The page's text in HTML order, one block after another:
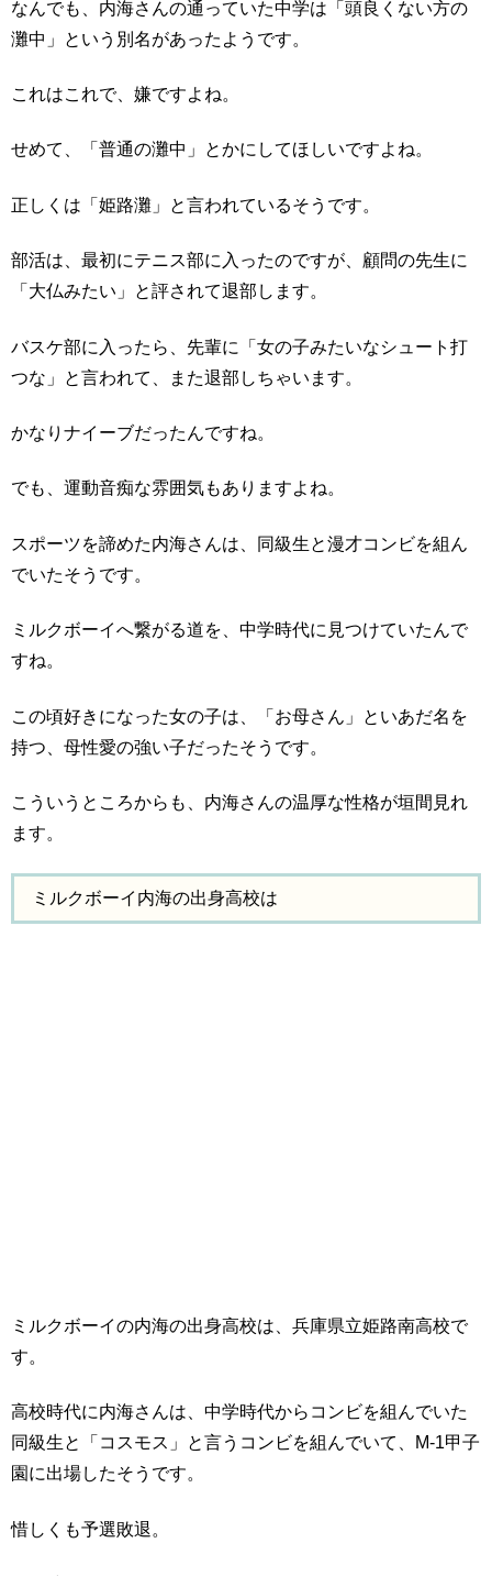
なんでも、内海さんの通っていた中学は「頭良くない方の
灘中」という別名があったようです。
これはこれで、嫌ですよね。
せめて、「普通の灘中」とかにしてほしいですよね。
正しくは「姫路灘」と言われているそうです。
部活は、最初にテニス部に入ったのですが、顧問の先生に
「大仏みたい」と評されて退部します。
バスケ部に入ったら、先輩に「女の子みたいなシュート打
つな」と言われて、また退部しちゃいます。
かなりナイーブだったんですね。
でも、運動音痴な雰囲気もありますよね。
スポーツを諦めた内海さんは、同級生と漫才コンビを組ん
でいたそうです。
ミルクボーイへ繋がる道を、中学時代に見つけていたんで
すね。
この頃好きになった女の子は、「お母さん」といあだ名を
持つ、母性愛の強い子だったそうです。
こういうところからも、内海さんの温厚な性格が垣間見れ
ます。
ミルクボーイ内海の出身高校は
ミルクボーイの内海の出身高校は、兵庫県立姫路南高校で
す。
高校時代に内海さんは、中学時代からコンビを組んでいた
同級生と「コスモス」と言うコンビを組んでいて、M-1甲子
園に出場したそうです。
惜しくも予選敗退。